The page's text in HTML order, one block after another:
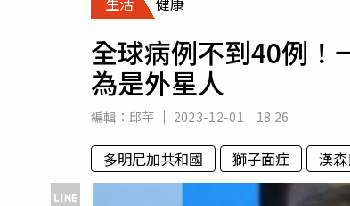
專欄
全球病例不到40例
為是外星人
編輯： 邱芊 2023-12-01 18:26
多明尼加共和國 獅子面症 漢